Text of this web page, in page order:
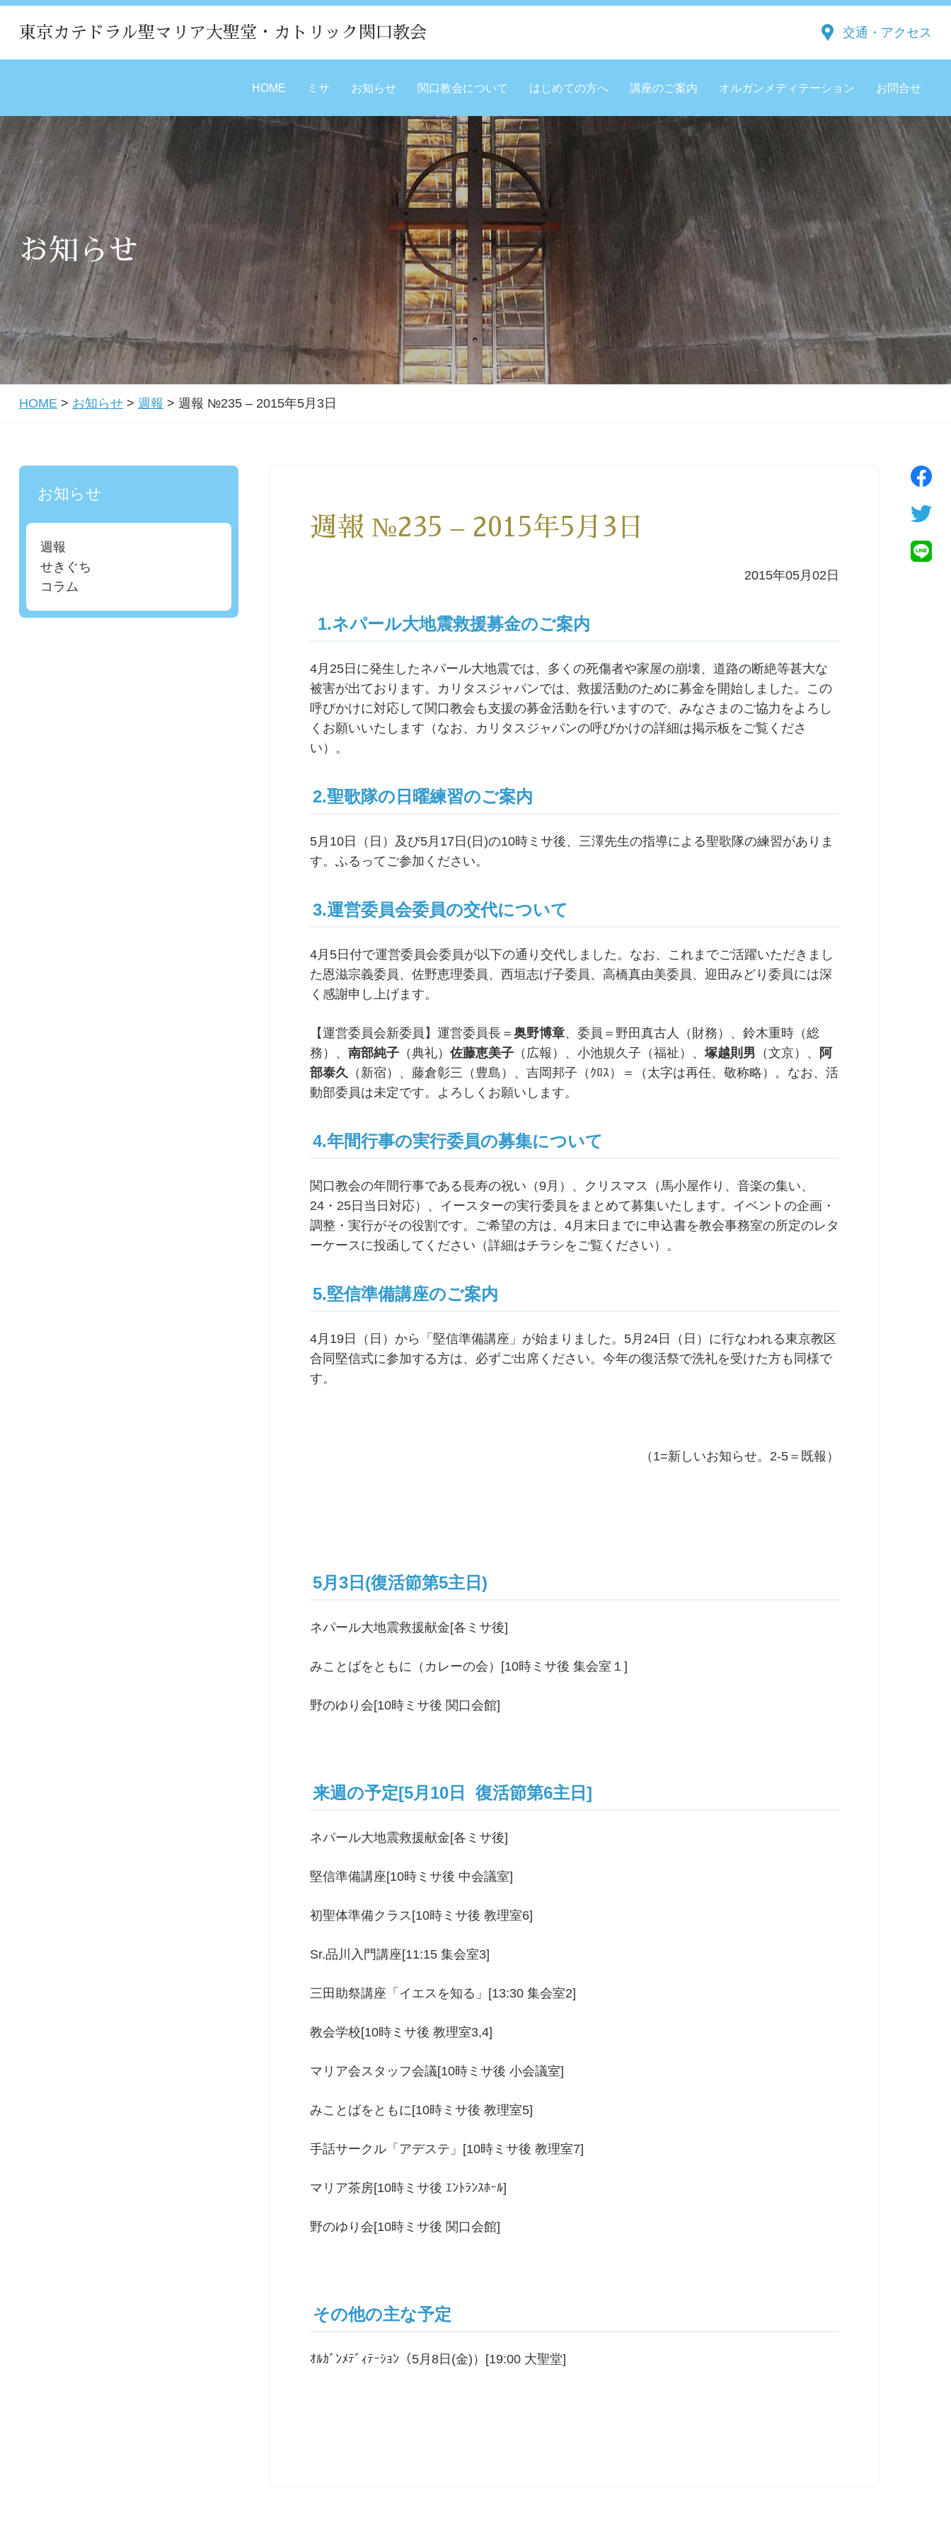
東京カテドラル聖マリア大聖堂・カトリック関口教会 交通・アクセス
HOME ミサ お知らせ 関口教会について はじめての方へ 講座のご案内 オルガンメディテーション お問合せ
お知らせ
HOME > お知らせ > 週報 > 週報 №235 – 2015年5月3日
週報 №235 – 2015年5月3日
2015年05月02日
1.ネパール大地震救援募金のご案内
4月25日に発生したネパール大地震では、多くの死傷者や家屋の崩壊、道路の断絶等甚大な
被害が出ております。カリタスジャパンでは、救援活動のために募金を開始しました。この
呼びかけに対応して関口教会も支援の募金活動を行いますので、みなさまのご協力をよろし
くお願いいたします（なお、カリタスジャパンの呼びかけの詳細は掲示板をご覧くださ
い）。
2.聖歌隊の日曜練習のご案内
5月10日（日）及び5月17日(日)の10時ミサ後、三澤先生の指導による聖歌隊の練習がありま
す。ふるってご参加ください。
3.運営委員会委員の交代について
4月5日付で運営委員会委員が以下の通り交代しました。なお、これまでご活躍いただきまし
た恩滋宗義委員、佐野恵理委員、西垣志げ子委員、高橋真由美委員、迎田みどり委員には深
く感謝申し上げます。
【運営委員会新委員】運営委員長＝ 奥野博章、委員＝野田真古人（財務）、鈴木重時（総
務）、 南部純子 （典礼） 佐藤恵美子 （広報）、小池規久子（福祉）、塚越則男 （文京）、
阿
部泰久 （新宿）、藤倉彰三（豊島）、吉岡邦子（ｸﾛｽ）＝（太字は再任、敬称略）。なお、活
動部委員は未定です。よろしくお願いします。
4.年間行事の実行委員の募集について
関口教会の年間行事である長寿の祝い（9月）、クリスマス（馬小屋作り、音楽の集い、
24・25日当日対応）、イースターの実行委員をまとめて募集いたします。イベントの企画・
調整・実行がその役割です。ご希望の方は、4月末日までに申込書を教会事務室の所定のレタ
ーケースに投函してください（詳細はチラシをご覧ください）。
5.堅信準備講座のご案内
4月19日（日）から「堅信準備講座」が始まりました。5月24日（日）に行なわれる東京教区
合同堅信式に参加する方は、必ずご出席ください。今年の復活祭で洗礼を受けた方も同様で
す。
（1=新しいお知らせ。2-5＝既報）
5月3日(復活節第5主日)
ネパール大地震救援献金[各ミサ後]
みことばをともに（カレーの会）[10時ミサ後 集会室１]
野のゆり会[10時ミサ後 関口会館]
来週の予定[5月10日 復活節第6主日]
ネパール大地震救援献金[各ミサ後]
堅信準備講座[10時ミサ後 中会議室]
初聖体準備クラス[10時ミサ後 教理室6]
Sr.品川入門講座[11:15 集会室3]
三田助祭講座「イエスを知る」[13:30 集会室2]
教会学校[10時ミサ後 教理室3,4]
マリア会スタッフ会議[10時ミサ後 小会議室]
みことばをともに[10時ミサ後 教理室5]
手話サークル「アデステ」[10時ミサ後 教理室7]
マリア茶房[10時ミサ後 ｴﾝﾄﾗﾝｽﾎｰﾙ]
野のゆり会[10時ミサ後 関口会館]
その他の主な予定
ｵﾙｶﾞﾝﾒﾃﾞｨﾃｰｼｮﾝ（5月8日(金)）[19:00 大聖堂]
お知らせ
週報
せきぐち
コラム